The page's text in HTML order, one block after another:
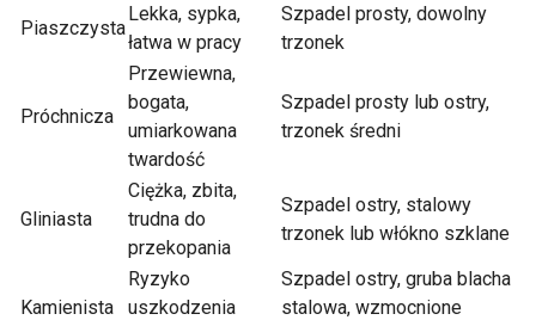
Piaszczysta
Lekka, sypka,
łatwa w pracy
Szpadel prosty, dowolny
trzonek
Próchnicza
Przewiewna,
bogata,
umiarkowana
twardość
Szpadel prosty lub ostry,
trzonek średni
Gliniasta
Ciężka, zbita,
trudna do
przekopania
Szpadel ostry, stalowy
trzonek lub włókno szklane
Kamienista
Ryzyko
uszkodzenia
Szpadel ostry, gruba blacha
stalowa, wzmocnione